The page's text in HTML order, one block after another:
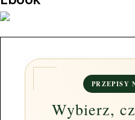
PRZEPISY
Wybierz,